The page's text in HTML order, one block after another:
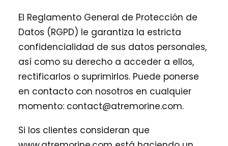
El Reglamento General de Protección de
Datos (RGPD) le garantiza la estricta
confidencialidad de sus datos personales,
así como su derecho a acceder a ellos,
rectificarlos o suprimirlos. Puede ponerse
en contacto con nosotros en cualquier
momento: contact@atremorine.com.
Si los clientes consideran que